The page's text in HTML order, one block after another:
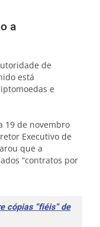
a
de
está
e
19 de novembro
Executivo de
que a
“contratos por
cópias “fiéis” de